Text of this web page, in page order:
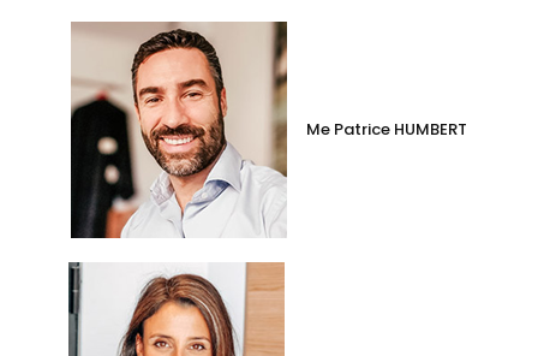
Me Patrice HUMBERT